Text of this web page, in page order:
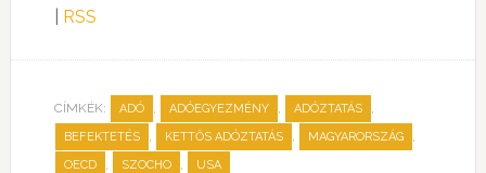
RSS
CÍMKÉK: ADÓ , ADÓEGYEZMÉNY , ADÓZTATÁS ,
BEFEKTETÉS , KETTŐS ADÓZTATÁS , MAGYARORSZÁG ,
OECD , SZOCHO , USA